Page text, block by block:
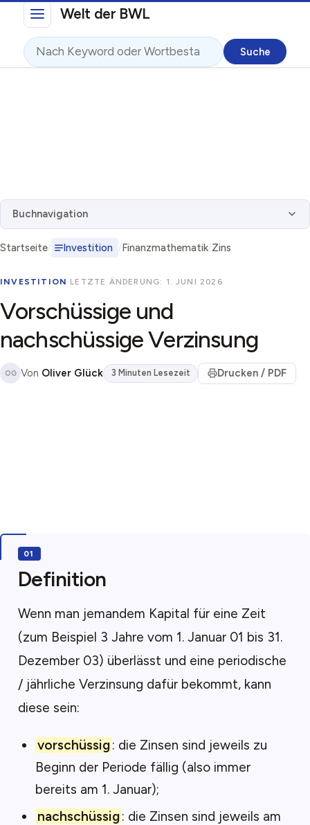
Direkt zum InhaltWelt der BWL
Suche
Buchnavigation
Startseite Investition Finanzmathematik Zins
INVESTITION · LETZTE ÄNDERUNG: 1. JUNI 2026
Vorschüssige und
nachschüssige Verzinsung
OG Von Oliver Glück 3 Minuten Lesezeit Drucken / PDF
Definition
Wenn man jemandem Kapital für eine Zeit
(zum Beispiel 3 Jahre vom 1. Januar 01 bis 31.
Dezember 03) überlässt und eine periodische
/ jährliche Verzinsung dafür bekommt, kann
diese sein:
vorschüssig: die Zinsen sind jeweils zu
Beginn der Periode fällig (also immer
bereits am 1. Januar);
nachschüssig: die Zinsen sind jeweils am